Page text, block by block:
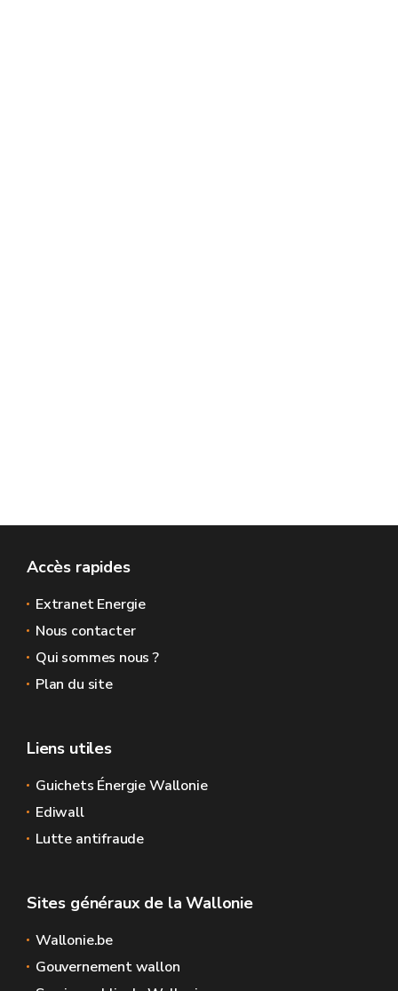
Accès rapides
Extranet Energie
Nous contacter
Qui sommes nous ?
Plan du site
Liens utiles
Guichets Énergie Wallonie
Ediwall
Lutte antifraude
Sites généraux de la Wallonie
Wallonie.be
Gouvernement wallon